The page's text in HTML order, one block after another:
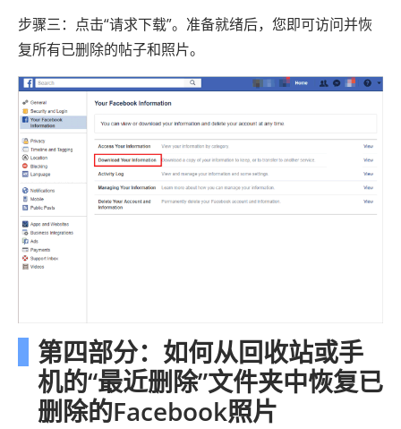
步骤三：点击“请求下载”。准备就绪后，您即可访问并恢
复所有已删除的帖子和照片。
第四部分：如何从回收站或手
机的“最近删除”文件夹中恢复已
删除的Facebook照片